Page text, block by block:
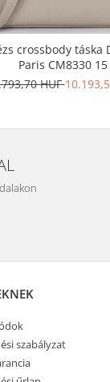
crossbody táska
Paris CM8330 15
HUF
szabályzat